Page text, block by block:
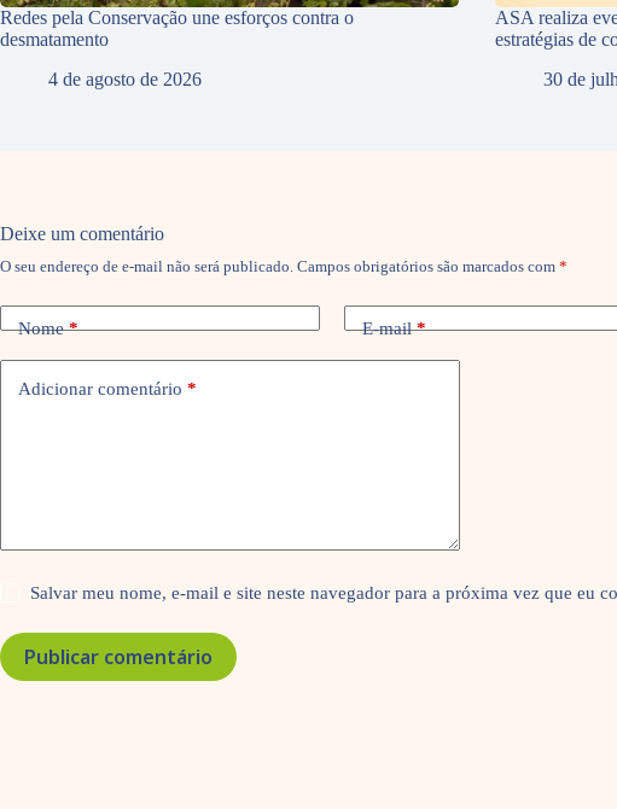
Redes pela Conservação une esforços contra o
desmatamento
4 de agosto de 2026
ASA realiza
estratégias de
30 de
Deixe um comentário
O seu endereço de e-mail não será publicado. Campos obrigatórios são marcados com *
Nome* E-mail*
Adicionar comentário *
Salvar meu nome, e-mail e site neste navegador para a próxima vez que eu
Publicar comentário